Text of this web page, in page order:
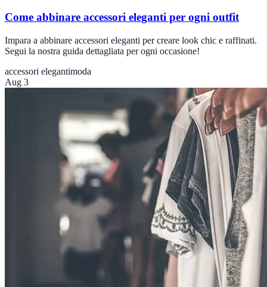
Come abbinare accessori eleganti per ogni outfit
Impara a abbinare accessori eleganti per creare look chic e raffinati.
Segui la nostra guida dettagliata per ogni occasione!
accessori elegantimoda
Aug 3